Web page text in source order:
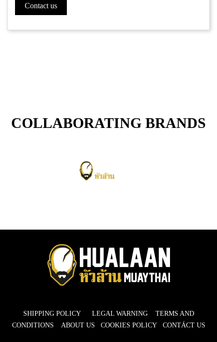
COLLABORATING BRANDS
SHIPPING POLICY LEGAL WARNING
TERMS AND
CONDITIONS
ABOUT US COOKIES POLICY CONTÁCT US